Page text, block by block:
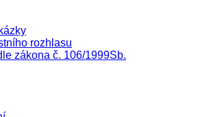
rozhlasu
zákona č. 106/1999Sb.